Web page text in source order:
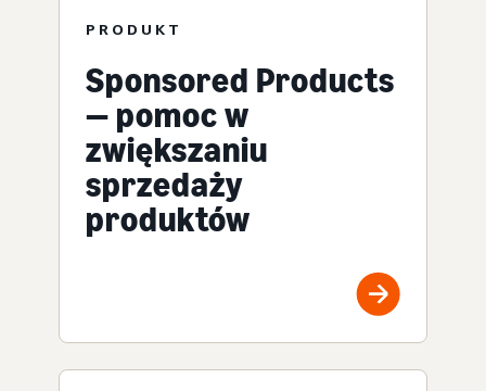
PRODUKT
Sponsored Products
— pomoc w
zwiększaniu
sprzedaży
produktów